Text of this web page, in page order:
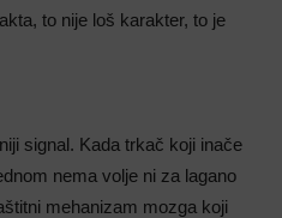
to nije loš karakter, to je
signal. Kada trkač koji inače
nema volje ni za lagano
mehanizam mozga koji